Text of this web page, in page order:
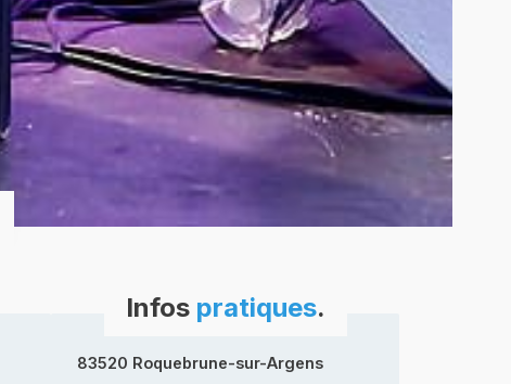
Infos pratiques.
83520 Roquebrune-sur-Argens